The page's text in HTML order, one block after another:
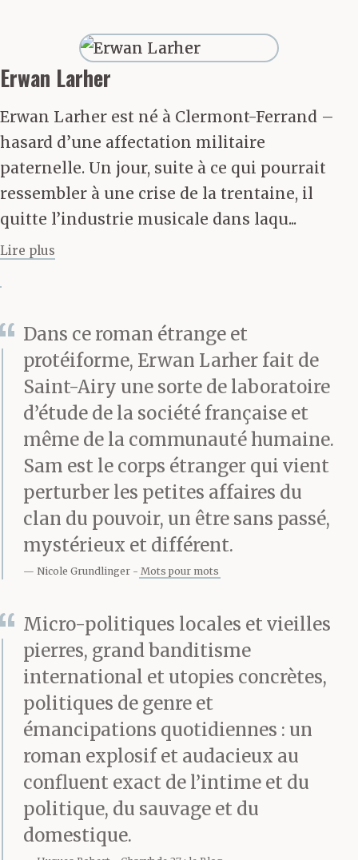
— Sam, oui, euh… très
bien, Sam, bafouille-t-
il, avant de se reprendre
et de lui tendre la main :
Je suis Jean-Georges
Gadin. Comme une
La poignée de main,
franche, absout un peu
le désastre capillaire.
— Merci de vous être
libéré aussi vite,
monsieur Gadin.
À peine dix minutes
depuis qu’il a dit à Sam
qu’il arrivait,le temps de
fermer l’agence. Il sort un
trousseau de clés de la
sacoche élimée qu’il
porte en bandoulière
Erwan Larher
Erwan Larher est né à Clermont-Ferrand –
hasard d’une affectation militaire
paternelle. Un jour, suite à ce qui pourrait
ressembler à une crise de la trentaine, il
quitte l’industrie musicale dans laqu...
Lire plus
Dans ce roman étrange et
protéiforme, Erwan Larher fait de
Saint-Airy une sorte de laboratoire
d’étude de la société française et
même de la communauté humaine.
Sam est le corps étranger qui vient
perturber les petites affaires du
clan du pouvoir, un être sans passé,
mystérieux et différent.
Nicole Grundlinger Mots pour mots
Micro-politiques locales et vieilles
pierres, grand banditisme
international et utopies concrètes,
politiques de genre et
émancipations quotidiennes : un
roman explosif et audacieux au
confluent exact de l’intime et du
politique, du sauvage et du
domestique.